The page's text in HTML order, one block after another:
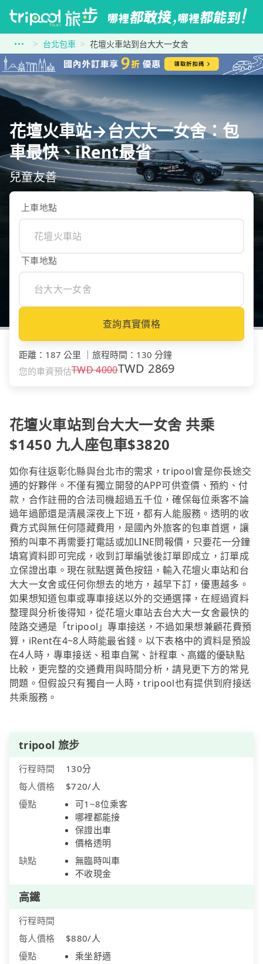
台北包車 花壇火車站到台大大一女舍
花壇火車站→台大大一女舍：包
車最快、iRent最省
兒童友善
上車地點
下車地點
查詢真實價格
距離 ： 187 公里 旅程時間 ： 130 分鐘
您的車資預估TWD4000TWD 2869
花壇火車站到台大大一女舍 共乘
$1450 九人座包車$3820
如你有往返彰化縣與台北市的需求，tripool會是你長途交
通的好夥伴。不僅有獨立開發的APP可供查價、預約、付
款，合作註冊的合法司機超過五千位，確保每位乘客不論
過年過節還是清晨深夜上下班，都有人能服務。透明的收
費方式與無任何隱藏費用，是國內外旅客的包車首選，讓
預約叫車不再需要打電話或加LINE問報價，只要花一分鐘
填寫資料即可完成，收到訂單編號後訂單即成立，訂單成
立保證出車。現在就點選黃色按鈕，輸入花壇火車站和台
大大一女舍或任何你想去的地方，越早下訂，優惠越多。
如果想知道包車或專車接送以外的交通選擇，在經過資料
整理與分析後得知，從花壇火車站去台大大一女舍最快的
陸路交通是「tripool」專車接送，不過如果想兼顧花費預
算，iRent在4~8人時能最省錢。以下表格中的資料是預設
在4人時，專車接送、租車自駕、計程車、高鐵的優缺點
比較，更完整的交通費用與時間分析，請見更下方的常見
問題。但假設只有獨自一人時，tripool也有提供到府接送
共乘服務。
tripool 旅步
行程時間
130分
每人價格
$720/人
優點
可1~8位乘客
哪裡都能接
保證出車
價格透明
缺點
無臨時叫車
不收現金
高鐵
行程時間
每人價格
$880/人
優點
乘坐舒適